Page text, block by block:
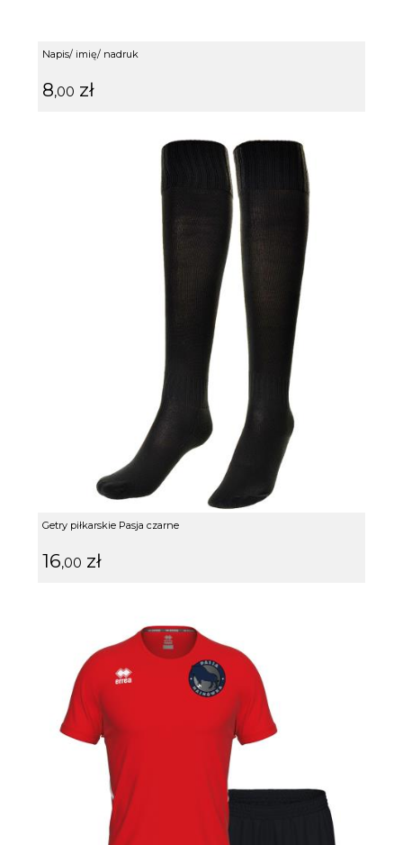
Napis/ imię/ nadruk
8,00 zł
Getry piłkarskie Pasja czarne
16,00 zł